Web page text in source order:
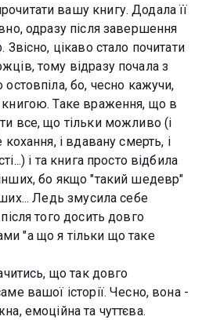
вашу книгу. Додала її
одразу після завершення
Звісно, цікаво стало почитати
тому відразу почала з
остовпіла, бо, чесно кажучи,
книгою. Таке враження, що в
все, що тільки можливо (і
і вдавану смерть, і
і та книга просто відбила
бо якщо "такий шедевр"
Ледь змусила себе
того досить довго
"а що я тільки що таке
що так довго
вашої історії. Чесно, вона -
емоційна та чуттєва.